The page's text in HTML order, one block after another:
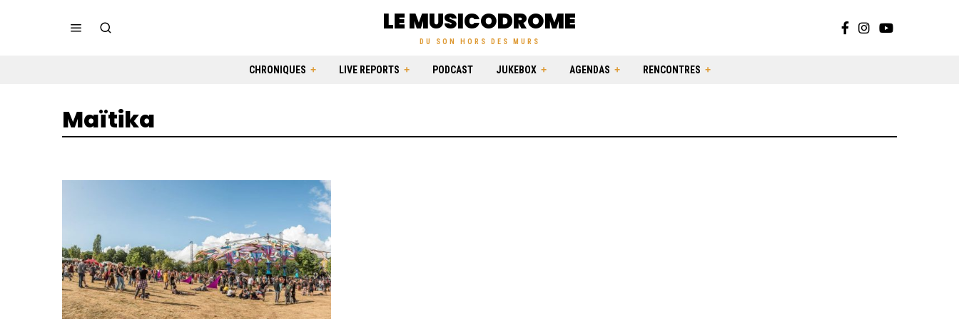
LE MUSICODROME
DU SON HORS DES MURS
CHRONIQUES LIVE REPORTS PODCAST JUKEBOX AGENDAS RENCONTRES
Maïtika